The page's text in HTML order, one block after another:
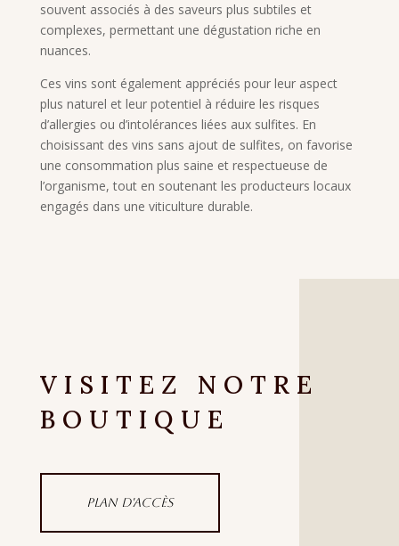
souvent associés à des saveurs plus subtiles et
complexes, permettant une dégustation riche en
nuances.
Ces vins sont également appréciés pour leur aspect
plus naturel et leur potentiel à réduire les risques
d’allergies ou d’intolérances liées aux sulfites. En
choisissant des vins sans ajout de sulfites, on favorise
une consommation plus saine et respectueuse de
l’organisme, tout en soutenant les producteurs locaux
engagés dans une viticulture durable.
VISITEZ NOTRE
BOUTIQUE
Plan d'accès